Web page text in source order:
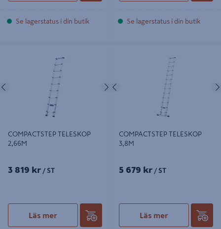
Se lagerstatus i din butik Se lagerstatus i din butik
Nästa
COMPACTSTEP TELESKOP
2,66M
3 819 kr / ST
Läs mer
COMPACTSTEP TELESKOP
3,8M
5 679 kr / ST
Läs mer